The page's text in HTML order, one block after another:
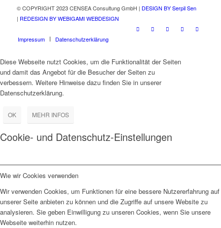
© COPYRIGHT 2023 CENSEA Consultung GmbH | DESIGN BY Serpil Sen
| REDESIGN BY WEBIGAMI WEBDESIGN
Impressum Datenschutzerklärung
Diese Webseite nutzt Cookies, um die Funktionalität der Seiten
und damit das Angebot für die Besucher der Seiten zu
verbessern. Weitere Hinweise dazu finden Sie in unserer
Datenschutzerklärung.
OK MEHR INFOS
Cookie- und Datenschutz-Einstellungen
Wie wir Cookies verwenden
Wir verwenden Cookies, um Funktionen für eine bessere Nutzererfahrung auf
unserer Seite anbieten zu können und die Zugriffe auf unsere Website zu
analysieren. Sie geben Einwilligung zu unseren Cookies, wenn Sie unsere
Webseite weiterhin nutzen.